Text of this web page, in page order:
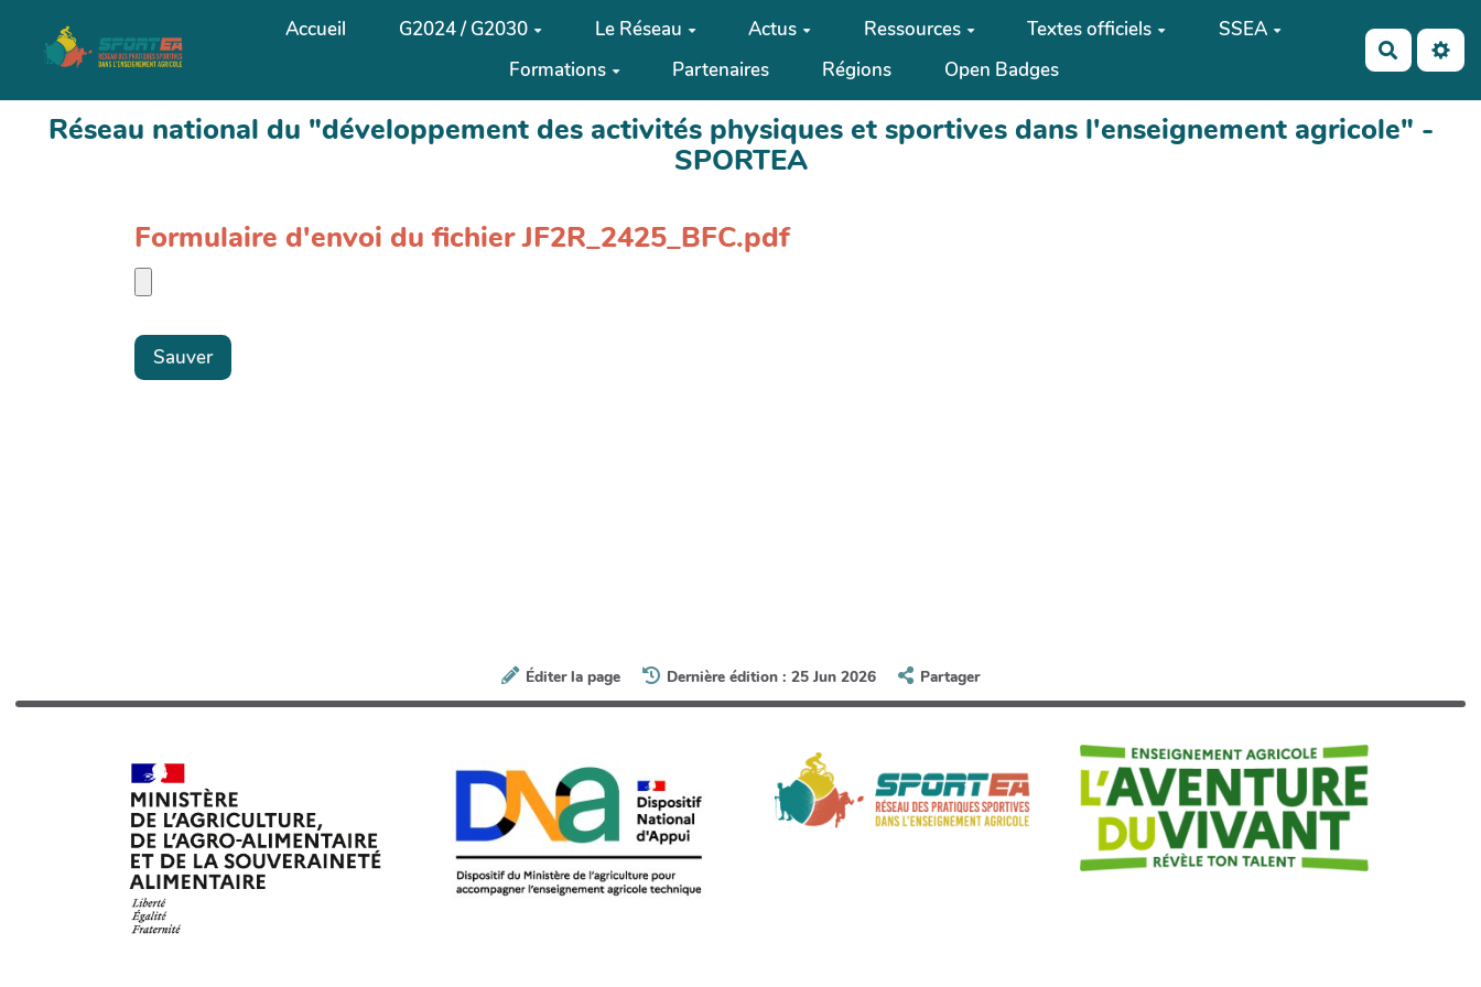
Aller au contenu principal Accueil G2024 / G2030 Le Réseau Actus Ressources Textes officiels
SSEA
Formations
Partenaires Régions Open Badges
Réseau national du "développement des activités physiques et sportives dans l'enseignement agricole" -
SPORTEA
Formulaire d'envoi du fichier JF2R_2425_BFC.pdf
Éditer la page Dernière édition : 25 Jun 2026 Partager